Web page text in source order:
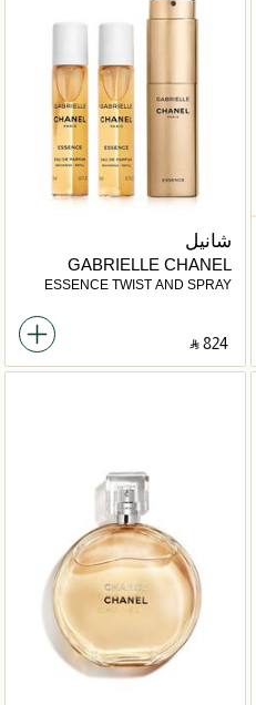
شانيل
GABRIELLE CHANEL
ESSENCE TWIST AND SPRAY
‎ ⃁ ⁦824⁩ ‎